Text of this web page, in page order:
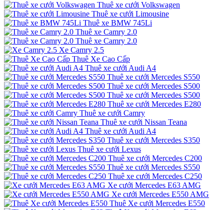
Thuê xe cưới Volkswagen
Thuê xe cưới Limousine
Thuê xe BMW 745Li
Thuê xe Camry 2.0
Thuê xe Camry 2.0
Xe Camry 2.5
Thuê Xe Cao Cấp
Thuê xe cưới Audi A4
Thuê xe cưới Mercedes S550
Thuê xe cưới Mercedes S500
Thuê xe cưới Mercedes S500
Thuê xe cưới Mercedes E280
Thuê xe cưới Camry
Thuê xe cưới Nissan Teana
Thuê xe cưới Audi A4
Thuê xe cưới Mercedes S350
Thuê xe cưới Lexus
Thuê xe cưới Mercedes C200
Thuê xe cưới Mercedes S550
Thuê xe cưới Mercedes C250
Xe cưới Mercedes E63 AMG
Xe cưới Mercedes E550 AMG
Thuê Xe cưới Mercedes E550